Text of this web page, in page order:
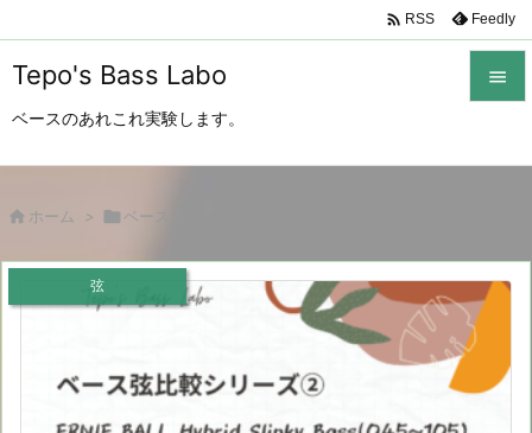
Tepo's Bass Labo
ベースのあれこれ実験します。



検索
 RSS Feedly
 ホーム >  ベース弦
弦